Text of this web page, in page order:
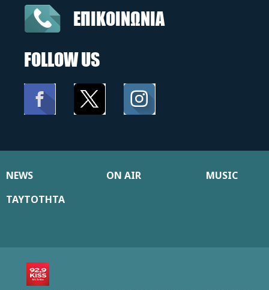
ΕΠΙΚΟΙΝΩΝΙΑ
FOLLOW US
NEWS ON AIR
MUSIC
ΤΑΥΤΟΤΗΤΑ